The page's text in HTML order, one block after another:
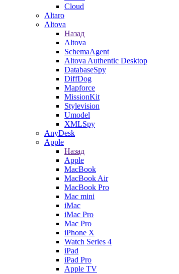
Cloud
Altaro
Altova
Назад
Altova
SchemaAgent
Altova Authentic Desktop
DatabaseSpy
DiffDog
Mapforce
MissionKit
Stylevision
Umodel
XMLSpy
AnyDesk
Apple
Назад
Apple
MacBook
MacBook Air
MacBook Pro
Mac mini
iMac
iMac Pro
Mac Pro
iPhone X
Watch Series 4
iPad
iPad Pro
Apple TV